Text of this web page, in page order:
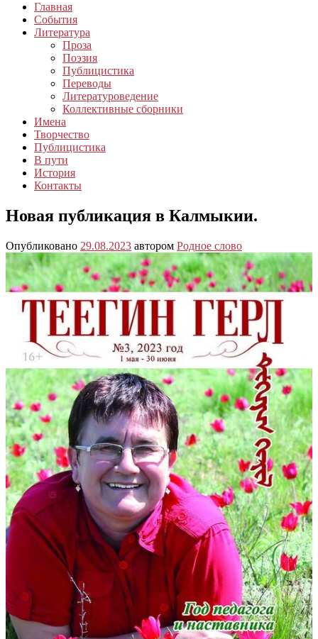
Главная
События
Литература
Проза
Поэзия
Публицистика
Переводы
Литературоведение
Коллективные сборники
Имена
Творчество
Публицистика
В пути
История
Контакты
Новая публикация в Калмыкии.
Опубликовано 29.08.2023 автором Родное слово